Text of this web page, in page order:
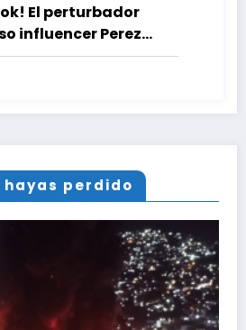
El perturbador
influencer Perez
a sus fans a pedir
hayas perdido